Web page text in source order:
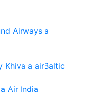
Airways a
Khiva a airBaltic
Air India